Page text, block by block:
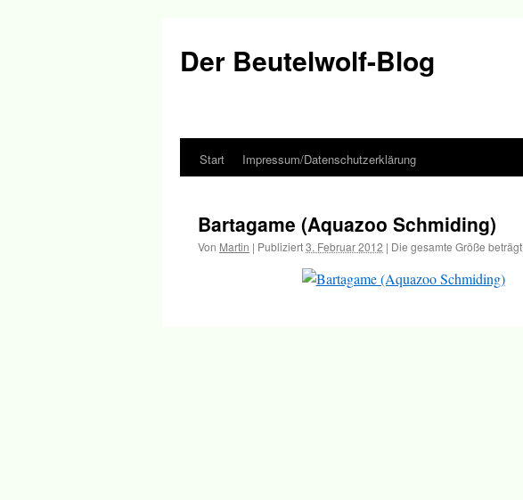
Der Beutelwolf-Blog
Springe
Inhalt
Start Impressum/Datenschutzerklärung
Bartagame (Aquazoo Schmiding)
Von Martin | Publiziert3. Februar 2012 | Die gesamte Größe beträgt